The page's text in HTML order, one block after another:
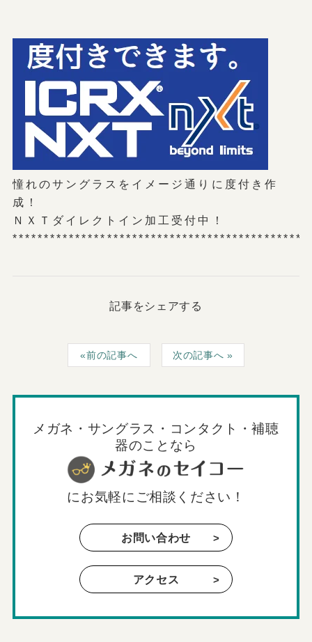
憧れのサングラスをイメージ通りに度付き作
成！
ＮＸＴダイレクトイン加工受付中！
記事をシェアする
前の記事へ 次の記事へ
メガネ・サングラス・コンタクト・補聴
器のことなら
にお気軽にご相談ください！
お問い合わせ
アクセス